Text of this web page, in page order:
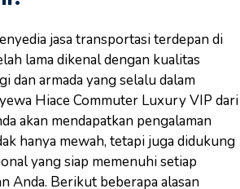
jasa transportasi terdepan di
lama dikenal dengan kualitas
dan armada yang selalu dalam
Hiace Commuter Luxury VIP dari
akan mendapatkan pengalaman
hanya mewah, tetapi juga didukung
yang siap memenuhi setiap
Anda. Berikut beberapa alasan